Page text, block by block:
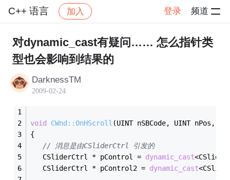
C++ 语言 加入 登录 频道
社区 C++ 语言 帖子详情
对dynamic_cast有疑问…… 怎么指针类
型也会影响到结果的
DarknessTM
2009-02-24
void CWnd::OnHScroll (UINT nSBCode, UINT nPos,
{
// 消息是由CSliderCtrl 引发的
   CSliderCtrl * pControl =
dynamic_cast
   CSliderCtrl * pControl2 =
dynamic_cast